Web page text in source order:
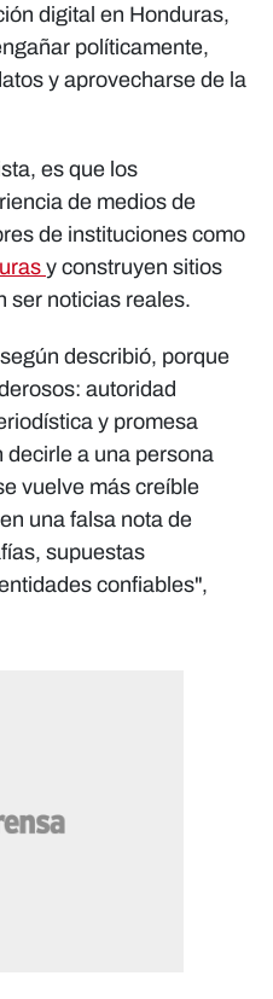
digital en Honduras,
políticamente,
y aprovecharse de la
es que los
de medios de
de instituciones como
y construyen sitios
ser noticias reales.
describió, porque
autoridad
y promesa
a una persona
vuelve más creíble
una falsa nota de
supuestas
confiables",